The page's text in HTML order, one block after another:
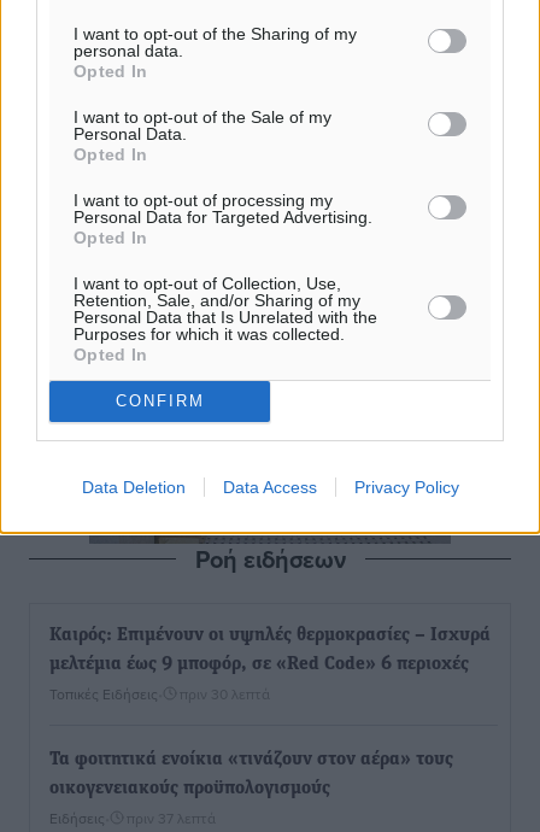
I want to opt-out of the Sharing of my
personal data.
Opted In
I want to opt-out of the Sale of my
Personal Data.
Opted In
I want to opt-out of processing my
Personal Data for Targeted Advertising.
Opted In
I want to opt-out of Collection, Use,
Retention, Sale, and/or Sharing of my
Personal Data that Is Unrelated with the
Purposes for which it was collected.
Opted In
CONFIRM
Data Deletion Data Access Privacy Policy
Ροή ειδήσεων
Καιρός: Επιμένουν οι υψηλές θερμοκρασίες – Ισχυρά
μελτέμια έως 9 μποφόρ, σε «Red Code» 6 περιοχές
Τοπικές Ειδήσεις πριν 30 λεπτά
Τα φοιτητικά ενοίκια «τινάζουν στον αέρα» τους
οικογενειακούς προϋπολογισμούς
Ειδήσεις πριν 37 λεπτά